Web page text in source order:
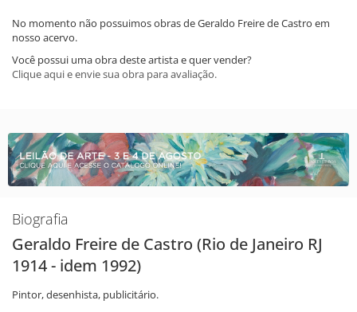
No momento não possuimos obras de Geraldo Freire de Castro em
nosso acervo.
Você possui uma obra deste artista e quer vender?
Clique aqui e envie sua obra para avaliação.
Biografia
Geraldo Freire de Castro (Rio de Janeiro RJ
1914 - idem 1992)
Pintor, desenhista, publicitário.